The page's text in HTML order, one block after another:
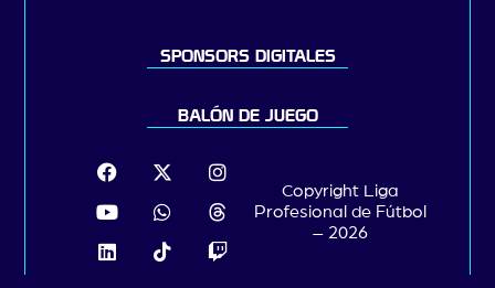
SPONSORS DIGITALES
BALÓN DE JUEGO
Copyright Liga
Profesional de Fútbol
– 2026